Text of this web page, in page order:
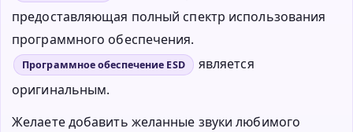
предоставляющая полный спектр использования
программного обеспечения.
Программное обеспечение ESD
является
оригинальным.
Желаете добавить желанные звуки любимого